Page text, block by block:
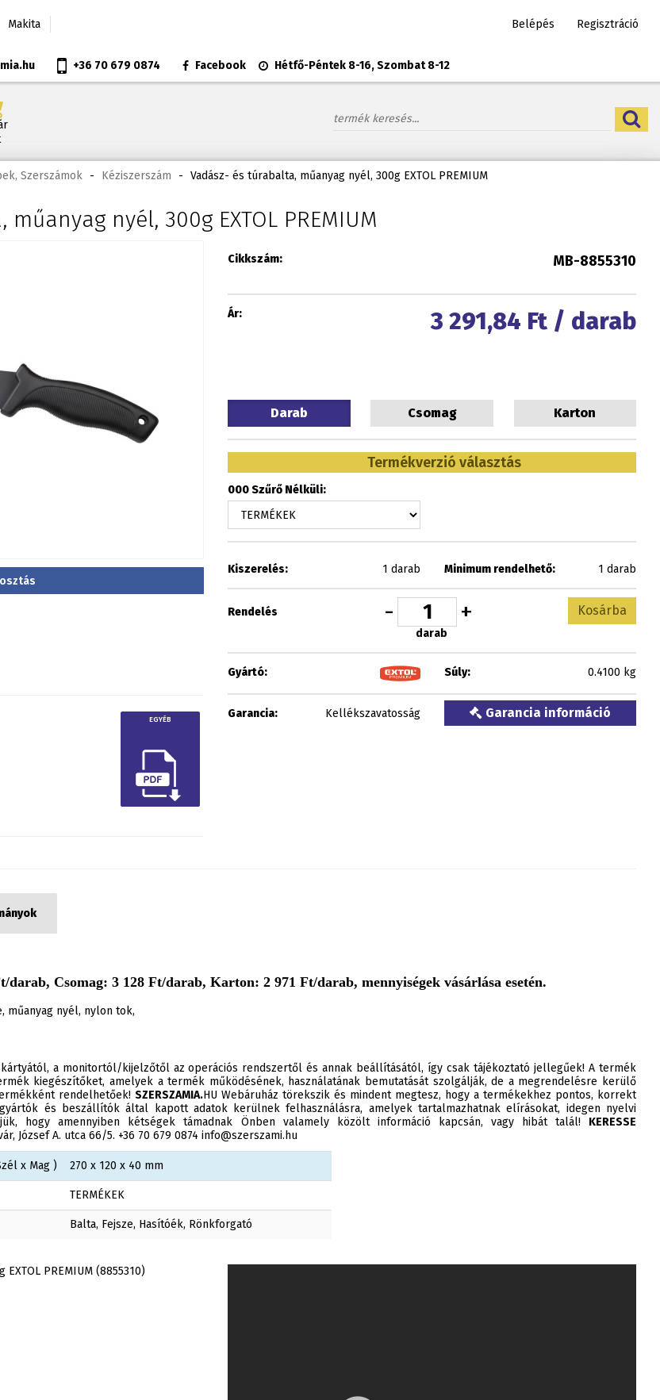
Makita
Belépés Regisztráció
+36 70 679 0874 Facebook Hétfő-Péntek 8-16, Szombat 8-12
Szerszámok - Kéziszerszám - Vadász- és túrabalta, műanyag nyél, 300g EXTOL PREMIUM
nyél, 300g EXTOL PREMIUM
EGYÉB
Cikkszám: MB-8855310
Ár: 3 291,84 Ft / darab
Darab Csomag Karton
Termékverzió választás
000 Szűrő Nélküli:
Kiszerelés: 1 darab Minimum rendelhető: 1 darab
Rendelés - +
darab
Kosárba
Gyártó: Súly: 0.4100 kg
Garancia: Kellékszavatosság Garancia információ
darab, Csomag: 3 128 Ft/darab, Karton: 2 971 Ft/darab, mennyiségek vásárlása esetén.
műanyag nyél, nylon tok,
a monitortól/kijelzőtől az operációs rendszertől és annak beállításától, így csak tájékoztató jellegűek! A termék
kiegészítőket, amelyek a termék működésének, használatának bemutatását szolgálják, de a megrendelésre kerülő
rendelhetőek! SZERSZAMIA.HU Webáruház törekszik és mindent megtesz, hogy a termékekhez pontos, korrekt
és beszállítók által kapott adatok kerülnek felhasználásra, amelyek tartalmazhatnak elírásokat, idegen nyelvi
hogy amennyiben kétségek támadnak Önben valamely közölt információ kapcsán, vagy hibát talál! KERESSE
József A. utca 66/5. +36 70 679 0874 info@szerszami.hu
x Mag ) 270 x 120 x 40 mm
TERMÉKEK
Balta, Fejsze, Hasítóék, Rönkforgató
PREMIUM (8855310)